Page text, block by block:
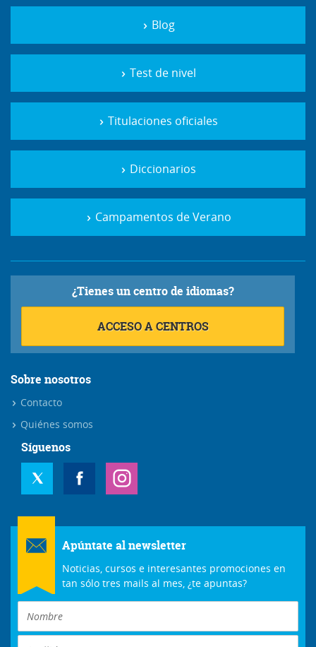
Blog
Test de nivel
Titulaciones oficiales
Diccionarios
Campamentos de Verano
¿Tienes un centro de idiomas?
ACCESO A CENTROS
Sobre nosotros
Contacto
Quiénes somos
Síguenos
Apúntate al newsletter
Noticias, cursos e interesantes promociones en
tan sólo tres mails al mes, ¿te apuntas?